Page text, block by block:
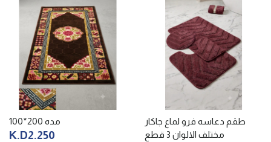
مده 200*100
K.D2.250
طقم دعاسه فرو لماع جاكار
مختلف الالوان 3 قطع